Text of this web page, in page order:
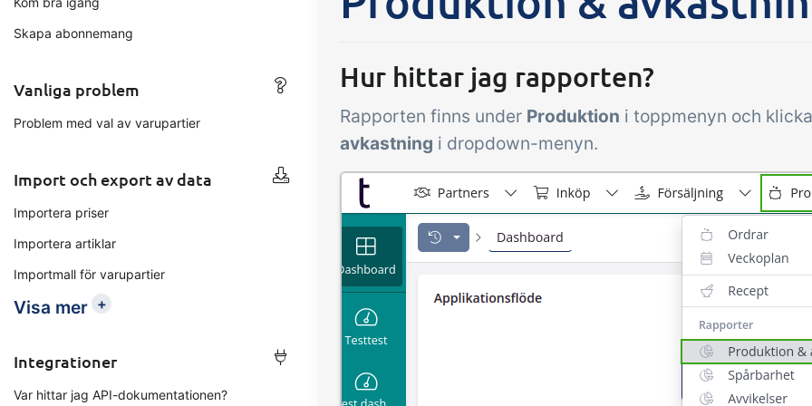
B2B Commerce
som en säljarportal,
Tillägg
Få mottagningskontroll,
temperaturkontroller och
kritiska kontrollpunkter
orderhantering – helt digitalt
sidvisningar,
Skapa abonnemang
Vanliga problem
Problem med val av varupartier
Import och export av data
Importera priser
Importera artiklar
Importmall för varupartier
Visa mer +
Integrationer
Var hittar jag API-dokumentationen?
Hur hittar jag rapporten?
Rapporten finns under Produktion i toppmenyn och
avkastning i dropdown-menyn.